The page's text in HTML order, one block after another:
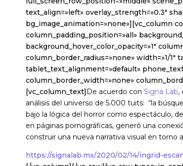
text_align=»left» overlay_strength=»0.3″
bg_image_animation=»none»][vc_column
column_padding_position=»all»
background_hover_color_opacity=»1″
column_border_radius=»none» width=»1/
tablet_text_alignment=»default»
column_border_width=»none»
[vc_column_text]De acuerdo con Signa Lab,
análisis del universo de 5.000 tuits: “la
bajo la lógica del horror como espectáculo,
en páginas pornográficas, generó una
construir una nueva narrativa visual en torno
https://signalab.mx/2020/02/14/ingrid-